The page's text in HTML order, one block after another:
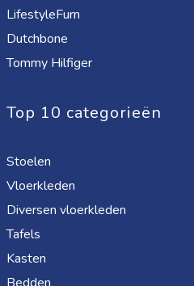
LifestyleFurn
Dutchbone
Tommy Hilfiger
Top 10 categorieën
Stoelen
Vloerkleden
Diversen vloerkleden
Tafels
Kasten